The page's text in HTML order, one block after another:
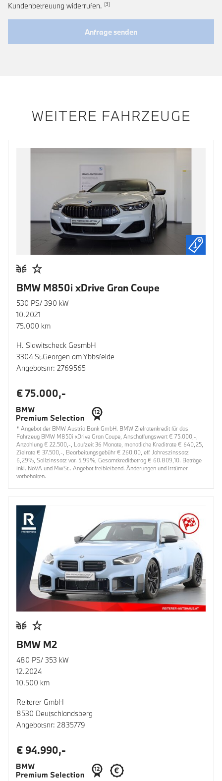
Kundenbetreuung widerrufen. Link zur Fußnote: Widerruf der
Anfrage senden
WEITERE FAHRZEUGE
BMW M850i xDrive Gran Coupe
530 PS/ 390 kW
10.2021
75.000 km
H. Slawitscheck GesmbH
3304 St.Georgen am Ybbsfelde
Angebotsnr: 2769565
€ 75.000,-
* Angebot der BMW Austria Bank GmbH. BMW Zielratenkredit für das
Fahrzeug BMW M850i xDrive Gran Coupe, Anschaffungswert € 75.000,-,
Anzahlung € 22.500,-, Laufzeit 36 Monate, monatliche Kreditrate € 640,25,
Zielrate € 37.500,-, Bearbeitungsgebühr € 260,00, eff. Jahreszinssatz
6,29%, Sollzinssatz var. 5,99%, Gesamtkreditbetrag € 60.809,10. Beträge
inkl. NoVA und MwSt.. Angebot freibleibend. Änderungen und Irrtümer
vorbehalten.
BMW M2
480 PS/ 353 kW
12.2024
10.500 km
Reiterer GmbH
8530 Deutschlandsberg
Angebotsnr: 2835779
€ 94.990,-